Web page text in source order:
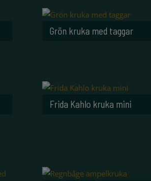
Grön kruka med taggar
Frida Kahlo kruka mini